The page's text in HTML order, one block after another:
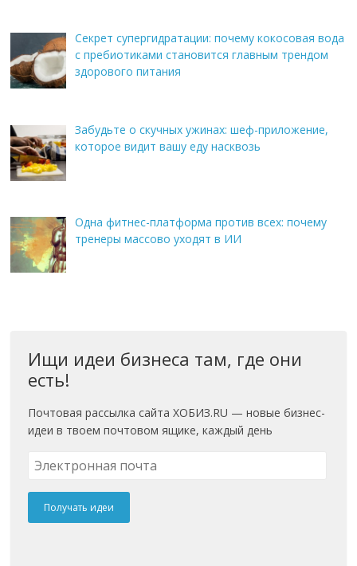
Секрет супергидратации: почему кокосовая вода
с пребиотиками становится главным трендом
здорового питания
Забудьте о скучных ужинах: шеф-приложение,
которое видит вашу еду насквозь
Одна фитнес-платформа против всех: почему
тренеры массово уходят в ИИ
Ищи идеи бизнеса там, где они
есть!
Почтовая рассылка сайта ХОБИЗ.RU — новые бизнес-
идеи в твоем почтовом ящике, каждый день